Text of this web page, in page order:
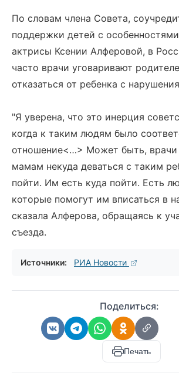
По словам члена Совета,
поддержки детей с
актрисы Ксении Алферовой, в
часто врачи уговаривают
отказаться от ребенка с
"Я уверена, что это инерция
когда к таким людям было
отношение<…> Может быть, врачи
мамам некуда деваться с таким
пойти. Им есть куда пойти. Есть
которые помогут им вписаться в
сказала Алферова, обращаясь к
съезда.
Источники: РИА Новости
Поделиться:
Печать